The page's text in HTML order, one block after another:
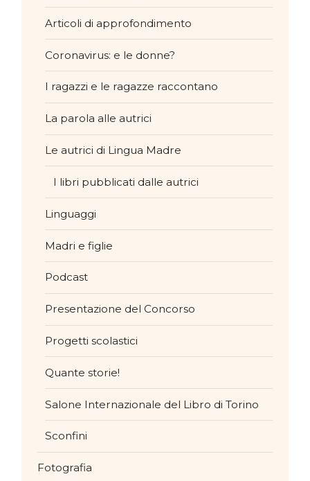
Articoli di approfondimento
Coronavirus: e le donne?
I ragazzi e le ragazze raccontano
La parola alle autrici
Le autrici di Lingua Madre
I libri pubblicati dalle autrici
Linguaggi
Madri e figlie
Podcast
Presentazione del Concorso
Progetti scolastici
Quante storie!
Salone Internazionale del Libro di Torino
Sconfini
Fotografia